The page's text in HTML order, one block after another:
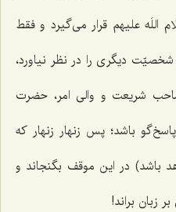
اللَه علیهم قرار می‌گیرد و فقط
دیگری را در نظر نیاورد،
شریعت و والی امر، حضرت
باشد؛ پس زنهار زنهار که
باشد) در این موقف بگنجاند و
زبان براند!